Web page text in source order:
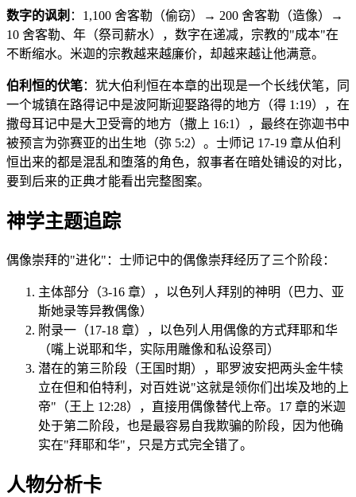
数字的讽刺 ：1,100 舍客勒（偷窃）→ 200 舍客勒（造像）→
10 舍客勒、年（祭司薪水），数字在递减，宗教的"成本"在
不断缩水。米迦的宗教越来越廉价，却越来越让他满意。
伯利恒的伏笔：犹大伯利恒在本章的出现是一个长线伏笔，同
一个城镇在路得记中是波阿斯迎娶路得的地方（得 1:19），在
撒母耳记中是大卫受膏的地方（撒上 16:1），最终在弥迦书中
被预言为弥赛亚的出生地（弥 5:2）。士师记 17-19 章从伯利
恒出来的都是混乱和堕落的角色，叙事者在暗处铺设的对比，
要到后来的正典才能看出完整图案。
神学主题追踪
偶像崇拜的"进化"：士师记中的偶像崇拜经历了三个阶段：
主体部分（3-16 章），以色列人拜别的神明（巴力、亚
斯她录等异教偶像）
附录一（17-18 章），以色列人用偶像的方式拜耶和华
（嘴上说耶和华，实际用雕像和私设祭司）
潜在的第三阶段（王国时期），耶罗波安把两头金牛犊
立在但和伯特利，对百姓说"这就是领你们出埃及地的上
帝"（王上 12:28），直接用偶像替代上帝。17 章的米迦
处于第二阶段，也是最容易自我欺骗的阶段，因为他确
实在"拜耶和华"，只是方式完全错了。
人物分析卡